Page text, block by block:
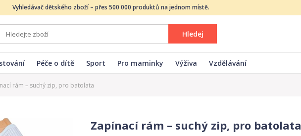
Vyhledávač dětského zboží – přes 500 000 produktů na jednom místě.
Hledej
Péče o dítě Sport Pro maminky Výživa Vzdělávání
rám – suchý zip, pro batolata
Zapínací rám – suchý zip, pro batolata